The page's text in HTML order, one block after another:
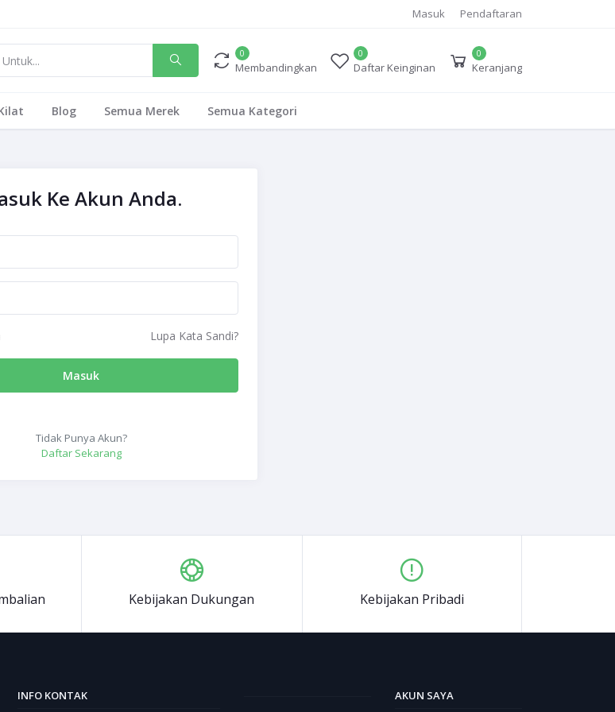
Masuk Pendaftaran
0
Membandingkan
0
Daftar Keinginan
0
Keranjang
Blog Semua Merek Semua Kategori
Ke Akun Anda.
Lupa Kata Sandi?
Masuk
Tidak Punya Akun?
Daftar Sekarang
Kebijakan Dukungan Kebijakan Pribadi
INFO KONTAK AKUN SAYA